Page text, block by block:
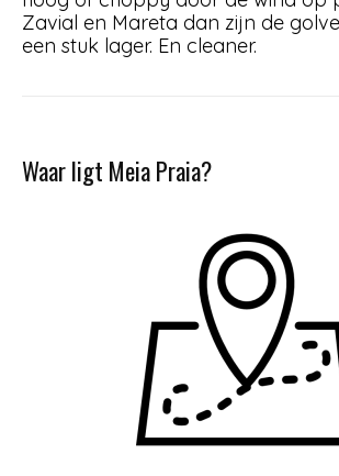
Zavial en Mareta dan zijn de
een stuk lager. En cleaner.
Waar ligt Meia Praia?